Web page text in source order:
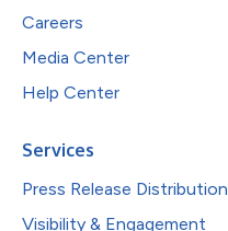
Careers
Media Center
Help Center
Services
Press Release Distribution
Visibility & Engagement